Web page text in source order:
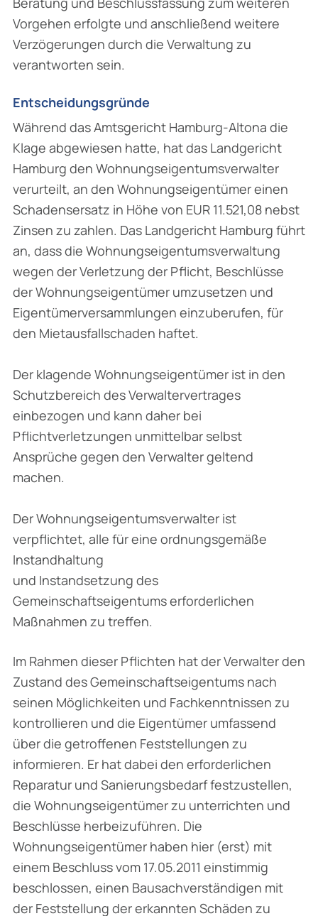
Vorgehen erfolgte und anschließend weitere
Verzögerungen durch die Verwaltung zu
verantworten sein.
Entscheidungsgründe
Während das Amtsgericht Hamburg-Altona die
Klage abgewiesen hatte, hat das Landgericht
Hamburg den Wohnungseigentumsverwalter
verurteilt, an den Wohnungseigentümer einen
Schadensersatz in Höhe von EUR 11.521,08 nebst
Zinsen zu zahlen. Das Landgericht Hamburg führt
an, dass die Wohnungseigentumsverwaltung
wegen der Verletzung der Pflicht, Beschlüsse
der Wohnungseigentümer umzusetzen und
Eigentümerversammlungen einzuberufen, für
den Mietausfallschaden haftet.
Der klagende Wohnungseigentümer ist in den
Schutzbereich des Verwaltervertrages
einbezogen und kann daher bei
Pflichtverletzungen unmittelbar selbst
Ansprüche gegen den Verwalter geltend
machen.
Der Wohnungseigentumsverwalter ist
verpflichtet, alle für eine ordnungsgemäße
Instandhaltung
und Instandsetzung des
Gemeinschaftseigentums erforderlichen
Maßnahmen zu treffen.
Im Rahmen dieser Pflichten hat der Verwalter den
Zustand des Gemeinschaftseigentums nach
seinen Möglichkeiten und Fachkenntnissen zu
kontrollieren und die Eigentümer umfassend
über die getroffenen Feststellungen zu
informieren. Er hat dabei den erforderlichen
Reparatur und Sanierungsbedarf festzustellen,
die Wohnungseigentümer zu unterrichten und
Beschlüsse herbeizuführen. Die
Wohnungseigentümer haben hier (erst) mit
einem Beschluss vom 17.05.2011 einstimmig
beschlossen, einen Bausachverständigen mit
der Feststellung der erkannten Schäden zu